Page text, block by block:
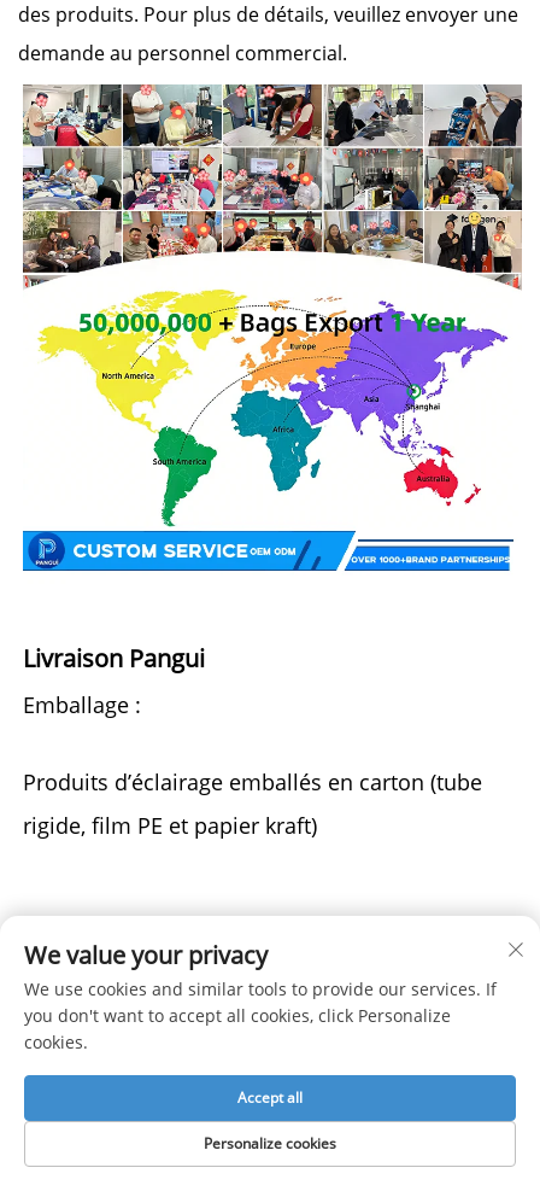
des produits. Pour plus de détails, veuillez envoyer une
demande au personnel commercial.
Livraison Pangui
Emballage :
Produits d’éclairage emballés en carton (tube
rigide, film PE et papier kraft)
Par avion ou par voie maritime. Le délai de
livraison dépend de facteurs tels que le type de
en stock et la quantité commandée.
Les marchandises sont généralement expédiées
We value your privacy
We use cookies and similar tools to provide our services. If
you don't want to accept all cookies, click Personalize
cookies.
Personalize cookies
Accept all